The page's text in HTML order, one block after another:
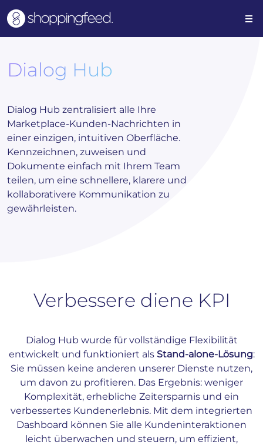
Dialog Hub
Dialog Hub zentralisiert alle Ihre
Marketplace-Kunden-Nachrichten in
einer einzigen, intuitiven Oberfläche.
Kennzeichnen, zuweisen und
Dokumente einfach mit Ihrem Team
teilen, um eine schnellere, klarere und
kollaborativere Kommunikation zu
gewährleisten.
Verbessere diene KPI
Dialog Hub wurde für vollständige Flexibilität
entwickelt und funktioniert als Stand-alone-Lösung:
Sie müssen keine anderen unserer Dienste nutzen,
um davon zu profitieren. Das Ergebnis: weniger
Komplexität, erhebliche Zeitersparnis und ein
verbessertes Kundenerlebnis. Mit dem integrierten
Dashboard können Sie alle Kundeninteraktionen
leicht überwachen und steuern, um effizient,